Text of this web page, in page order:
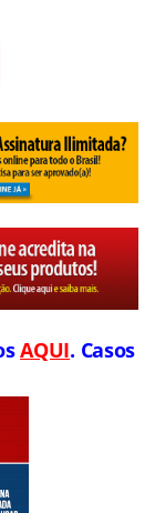
AQUI. Casos